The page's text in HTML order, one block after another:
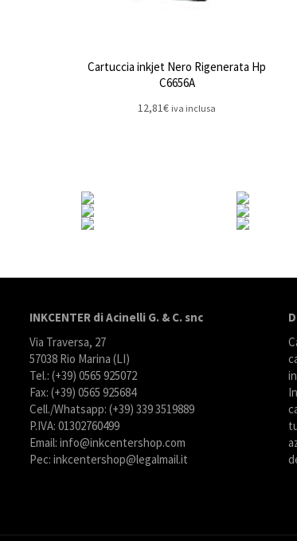
Cartuccia inkjet Nero Rigenerata Hp
C6656A
12,81€ iva inclusa
INKCENTER di Acinelli G. & C. snc
Via Traversa, 27
57038 Rio Marina (LI)
Tel.: (+39) 0565 925072
Fax: (+39) 0565 925684
Cell./Whatsapp: (+39) 339 3519889
P.IVA: 01302760499
Email: info@inkcentershop.com
Pec: inkcentershop@legalmail.it